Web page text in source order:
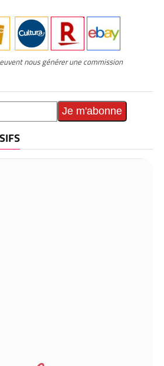
nous générer une commission